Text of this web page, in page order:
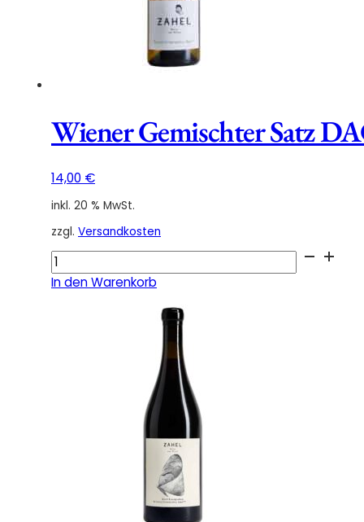
Wiener Gemischter Satz
14,00 €
inkl. 20 % MwSt.
zzgl. Versandkosten
Wiener
Gemischter
Satz
In den Warenkorb